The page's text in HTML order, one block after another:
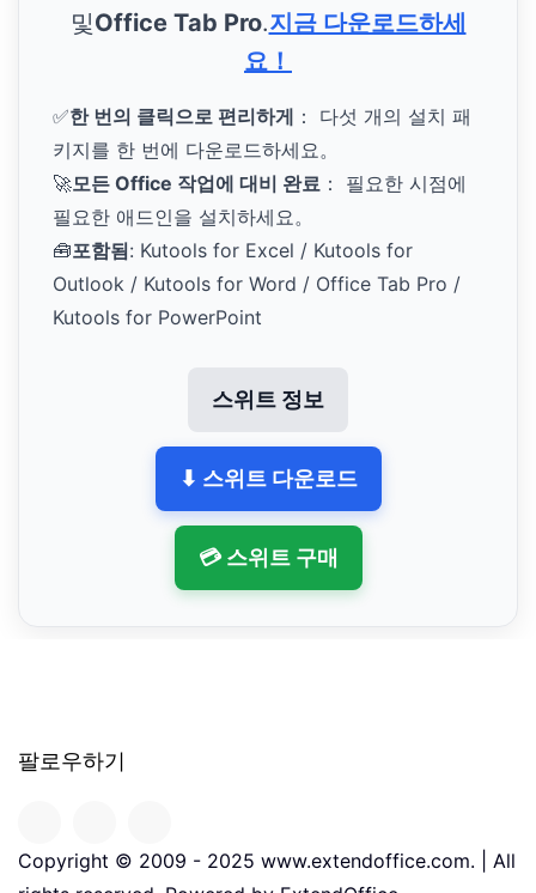
및Office Tab Pro.지금 다운로드하세
요！
✅한 번의 클릭으로 편리하게 ： 다섯 개의 설치 패
키지를 한 번에 다운로드하세요。
🚀모든 Office 작업에 대비 완료 ： 필요한 시점에
필요한 애드인을 설치하세요。
🧰포함됨: Kutools for Excel / Kutools for
Outlook / Kutools for Word / Office Tab Pro /
Kutools for PowerPoint
스위트 정보
⬇ 스위트 다운로드
💳 스위트 구매
팔로우하기
Copyright © 2009 - 2025 www.extendoffice.com. | All